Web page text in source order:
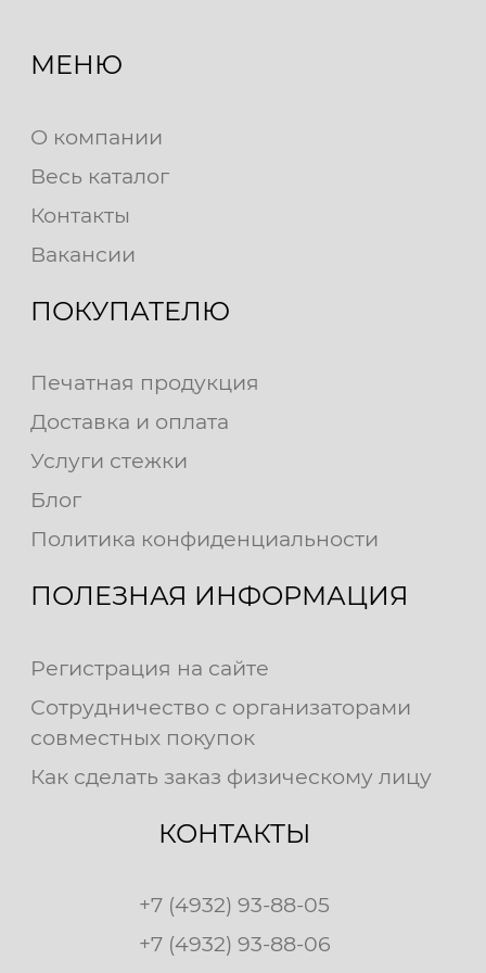
МЕНЮ
О компании
Весь каталог
Контакты
Вакансии
ПОКУПАТЕЛЮ
Печатная продукция
Доставка и оплата
Услуги стежки
Блог
Политика конфиденциальности
ПОЛЕЗНАЯ ИНФОРМАЦИЯ
Регистрация на сайте
Сотрудничество с организаторами
совместных покупок
Как сделать заказ физическому лицу
КОНТАКТЫ
+7 (4932) 93-88-05
+7 (4932) 93-88-06